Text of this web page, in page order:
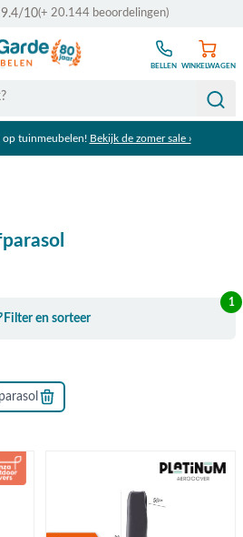
9.4/10(+ 20.144 beoordelingen)
BELLEN WINKELWAGEN
op tuinmeubelen! Bekijk de zomer sale ›
Filter en sorteer
1